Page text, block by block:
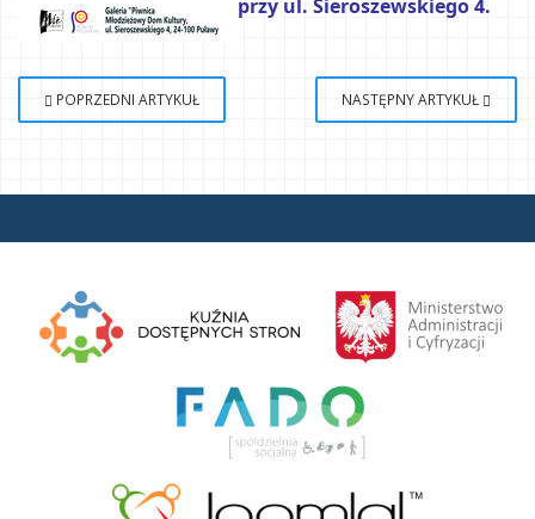
przy ul. Sieroszewskiego 4.
POPRZEDNI ARTYKUŁ NASTĘPNY ARTYKUŁ